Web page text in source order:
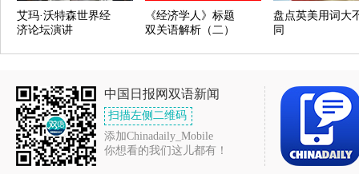
艾玛·沃特森世界经
济论坛演讲
《经济学人》标题
双关语解析（二）
盘点英美用词大
同
中国日报网双语新闻
扫描左侧二维码
添加Chinadaily_Mobile
你想看的我们这儿都有！